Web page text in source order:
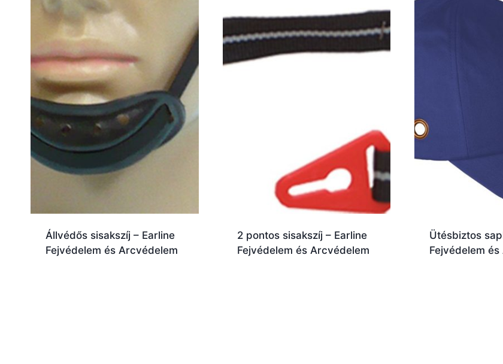
Állvédős sisakszíj – Earline
Fejvédelem és Arcvédelem
2 pontos sisakszíj – Earline
Fejvédelem és Arcvédelem
Ütésbiztos
Fejvédelem